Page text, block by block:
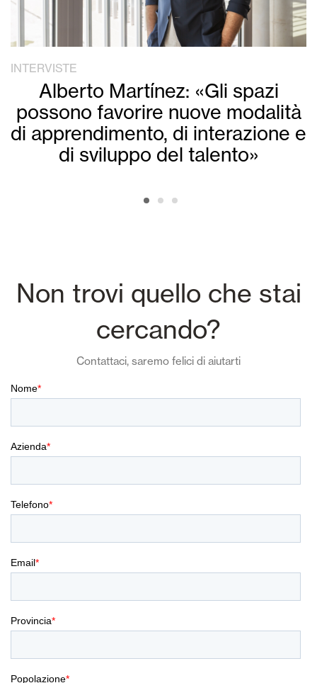
INTERVISTE
Alberto Martínez: «Gli spazi
possono favorire nuove modalità
di apprendimento, di interazione e
di sviluppo del talento»
Non trovi quello che stai
cercando?
Contattaci, saremo felici di aiutarti